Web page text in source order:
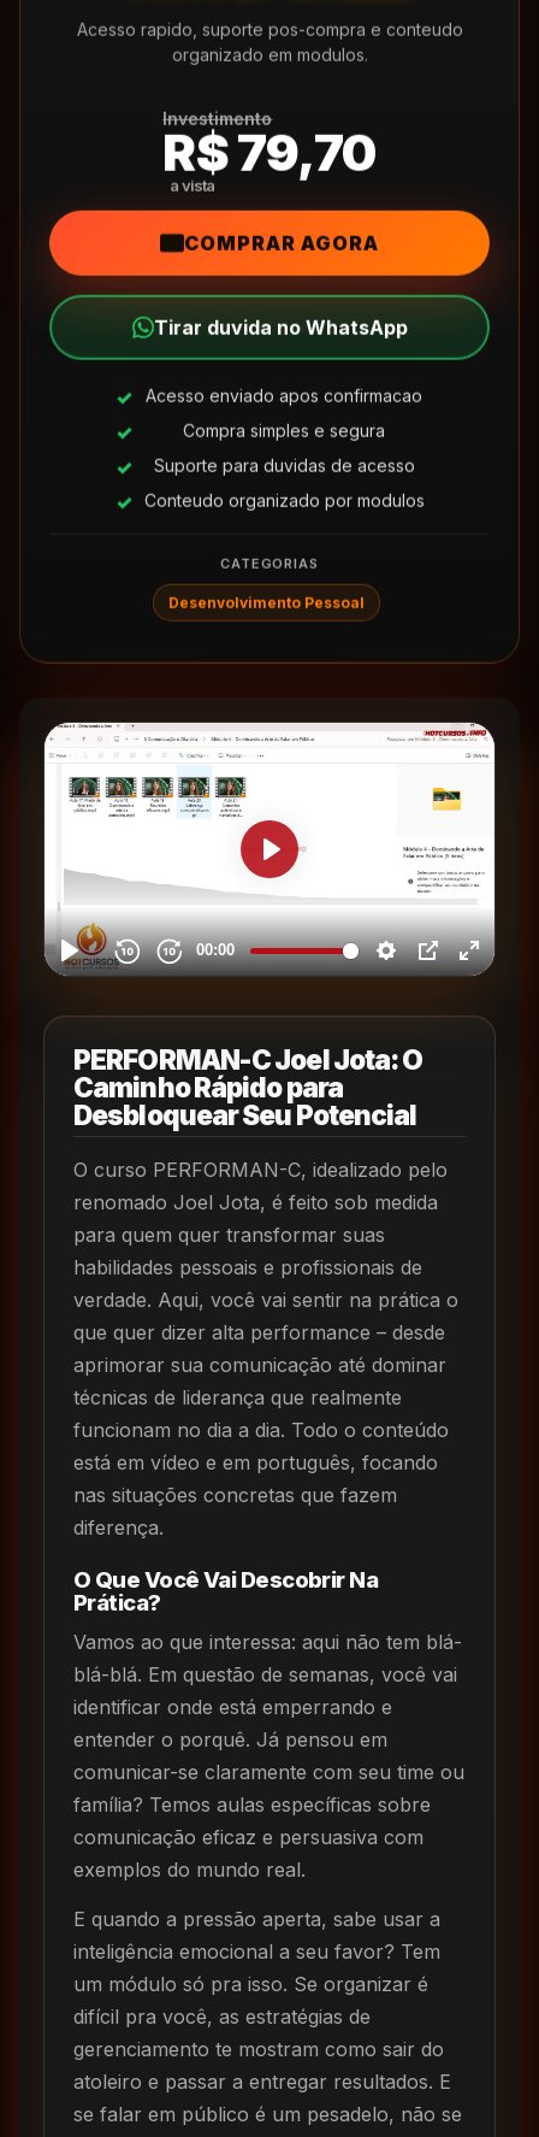
PERFORMAN-C Joel Jota: O
Caminho Rápido para
Desbloquear Seu Potencial
O curso PERFORMAN-C, idealizado pelo
renomado Joel Jota, é feito sob medida
para quem quer transformar suas
habilidades pessoais e profissionais de
verdade. Aqui, você vai sentir na prática o
que quer dizer alta performance – desde
aprimorar sua comunicação até dominar
técnicas de liderança que realmente
funcionam no dia a dia. Todo o conteúdo
está em vídeo e em português, focando
nas situações concretas que fazem
diferença.
O Que Você Vai Descobrir Na
Prática?
Vamos ao que interessa: aqui não tem blá-
blá-blá. Em questão de semanas, você vai
identificar onde está emperrando e
entender o porquê. Já pensou em
comunicar-se claramente com seu time ou
família? Temos aulas específicas sobre
comunicação eficaz e persuasiva com
exemplos do mundo real.
E quando a pressão aperta, sabe usar a
inteligência emocional a seu favor? Tem
um módulo só pra isso. Se organizar é
difícil pra você, as estratégias de
gerenciamento te mostram como sair do
atoleiro e passar a entregar resultados. E
se falar em público é um pesadelo, não se
Acesso rapido, suporte pos-compra e conteudo
organizado em modulos.
Investimento
R$ 79,70
COMPRAR AGORA
Tirar duvida no WhatsApp
Acesso enviado apos confirmacao
Compra simples e segura
Suporte para duvidas de acesso
Conteudo organizado por modulos
CATEGORIAS
Desenvolvimento Pessoal